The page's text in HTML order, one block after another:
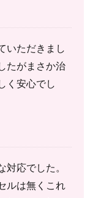
いただきまし
たがまさか治
く安心でし
対応でした。
ルは無くこれ